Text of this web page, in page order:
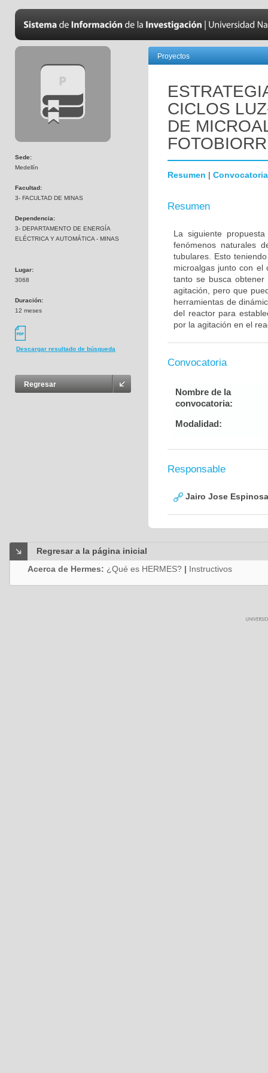
Sede:
Medellín
Facultad:
3- FACULTAD DE MINAS
Dependencia:
3- DEPARTAMENTO DE ENERGÍA
ELÉCTRICA Y AUTOMÁTICA - MINAS
Lugar:
3068
Duración:
12 meses
Descargar resultado de búsqueda
Regresar
Proyectos
CICLOS
DE
Resumen | Convocatoria
Resumen
La siguiente
fenómenos naturales
tubulares. Esto
microalgas junto con
tanto se busca
agitación, pero que
herramientas de
del reactor para
por la agitación en el
Convocatoria
Nombre de la
convocatoria:
Modalidad:
Responsable
Jairo Jose
Regresar a la página inicial
Acerca de Hermes: ¿Qué es HERMES? | Instructivos